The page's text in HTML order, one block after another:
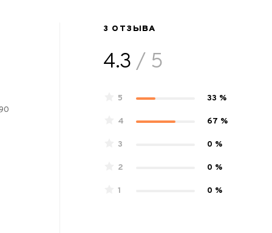
3 ОТЗЫВА
4.3 / 5
5 33 %
4 67 %
3 0 %
2 0 %
1 0 %